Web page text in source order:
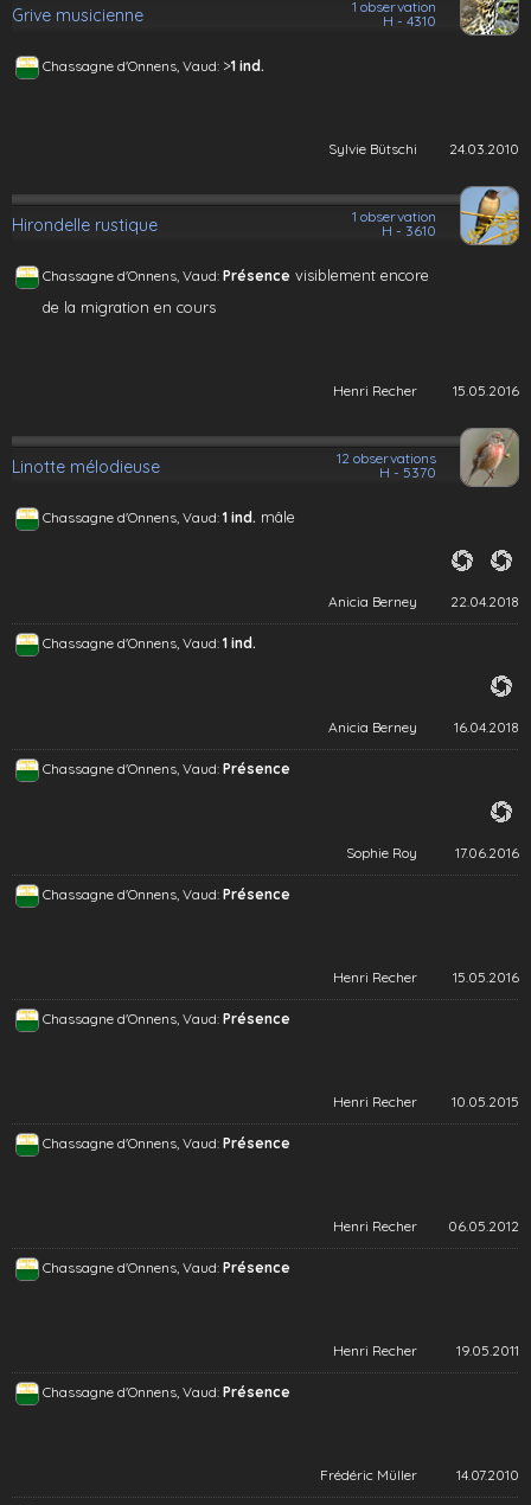
Grive musicienne
1 observation
H - 4310
Chassagne d'Onnens, Vaud: >1 ind.
Sylvie Bütschi 24.03.2010
Hirondelle rustique
1 observation
H - 3610
Chassagne d'Onnens, Vaud: Présence visiblement encore
de la migration en cours
Henri Recher 15.05.2016
Linotte mélodieuse
12 observations
H - 5370
Chassagne d'Onnens, Vaud: 1 ind. mâle
Anicia Berney 22.04.2018
Chassagne d'Onnens, Vaud: 1 ind.
Anicia Berney 16.04.2018
Chassagne d'Onnens, Vaud: Présence
Sophie Roy 17.06.2016
Chassagne d'Onnens, Vaud: Présence
Henri Recher 15.05.2016
Chassagne d'Onnens, Vaud: Présence
Henri Recher 10.05.2015
Chassagne d'Onnens, Vaud: Présence
Henri Recher 06.05.2012
Chassagne d'Onnens, Vaud: Présence
Henri Recher 19.05.2011
Chassagne d'Onnens, Vaud: Présence
Frédéric Müller 14.07.2010